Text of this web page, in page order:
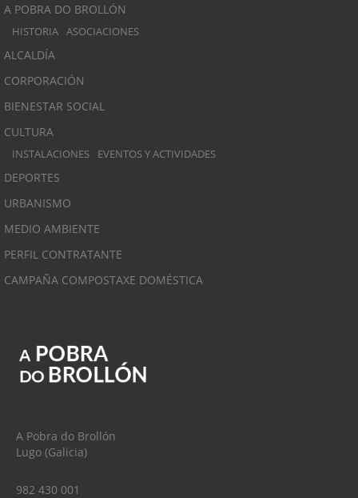
A POBRA DO BROLLÓN
HISTORIA ASOCIACIONES
ALCALDÍA
CORPORACIÓN
BIENESTAR SOCIAL
CULTURA
INSTALACIONES EVENTOS Y ACTIVIDADES
DEPORTES
URBANISMO
MEDIO AMBIENTE
PERFIL CONTRATANTE
CAMPAÑA COMPOSTAXE DOMÉSTICA
A Pobra do Brollón
Lugo (Galicia)
982 430 001